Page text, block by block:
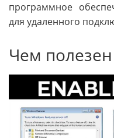
программное
для удаленного
Чем